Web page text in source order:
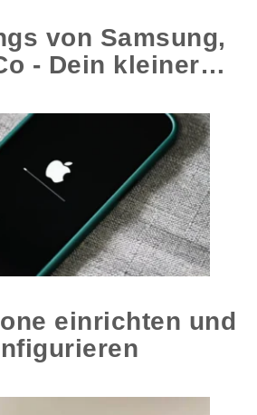
von Samsung,
- Dein kleiner…
einrichten und